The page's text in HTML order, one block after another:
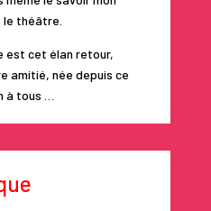
théâtre.
est cet élan retour,
amitié, née depuis ce
à tous …